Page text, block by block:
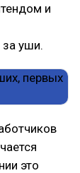
и
за уши.
это